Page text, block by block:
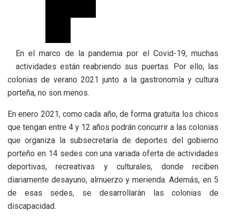
En el marco de la pandemia por el Covid-19, muchas
actividades están reabriendo sus puertas. Por ello, las
colonias de verano 2021 junto a la gastronomía y cultura
porteña, no son menos.
En enero 2021, como cada año, de forma gratuita los chicos
que tengan entre 4 y 12 años podrán concurrir a las colonias
que organiza la subsecretaría de deportes del gobierno
porteño en 14 sedes con una variada oferta de actividades
deportivas, recreativas y culturales, donde reciben
diariamente desayuno, almuerzo y merienda. Además, en 5
de esas sedes, se desarrollarán las colonias de
discapacidad.